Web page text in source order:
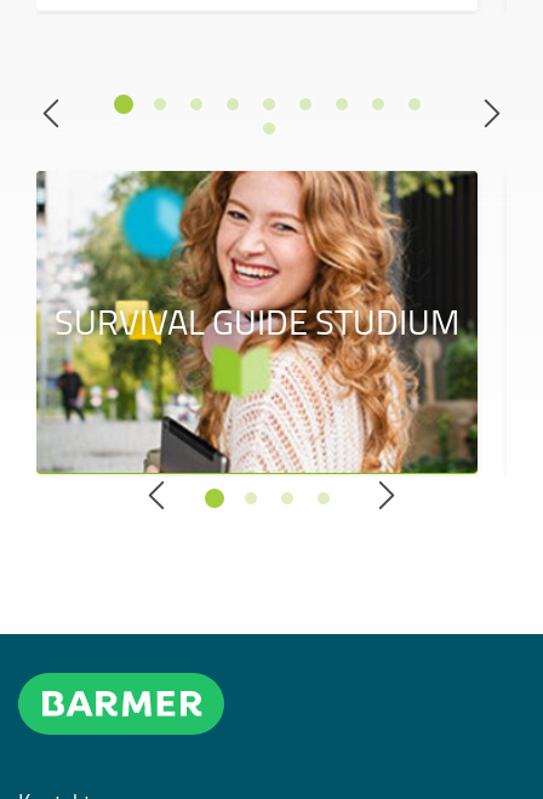
SURVIVAL GUIDE STUDIUM